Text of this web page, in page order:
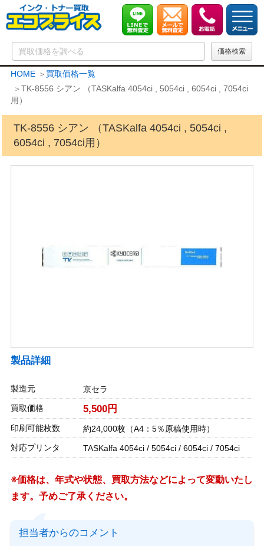
HOME
買取価格一覧
TK-8556 シアン （TASKalfa 4054ci , 5054ci , 6054ci , 7054ci
用）
TK-8556 シアン （TASKalfa 4054ci , 5054ci ,
6054ci , 7054ci用）
製品詳細
製造元
京セラ
買取価格
5,500円
印刷可能枚数
約24,000枚（A4：5％原稿使用時）
対応プリンタ
TASKalfa 4054ci / 5054ci / 6054ci / 7054ci
※価格は、年式や状態、買取方法などによって変動いたし
ます。予めご了承ください。
担当者からのコメント